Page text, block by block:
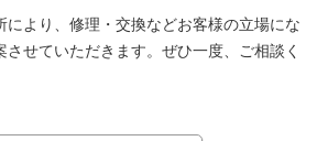
により、修理・交換などお客様の立場にな
させていただきます。ぜひ一度、ご相談く